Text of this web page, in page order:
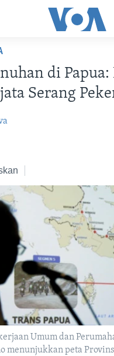
di
Serang
Umum dan
menunjukkan peta